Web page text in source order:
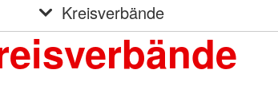
Kreisverbände